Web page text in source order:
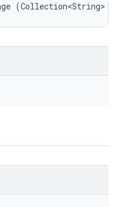
(Collection<String>